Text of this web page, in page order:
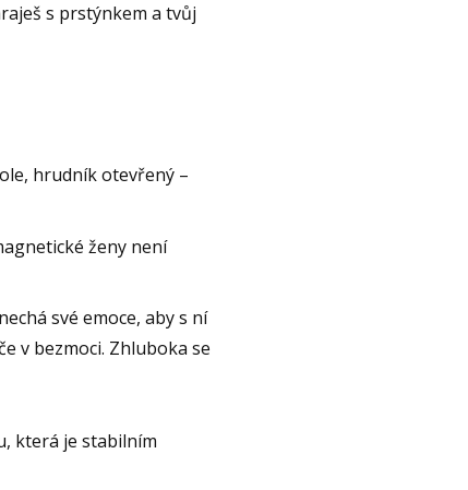
s prstýnkem a tvůj
hrudník otevřený –
ženy není
své emoce, aby s ní
v bezmoci. Zhluboka se
která je stabilním